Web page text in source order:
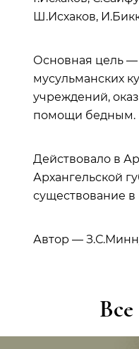
Ш.Исхаков,
Основная цель —
мусульманских
учреждений,
помощи бедным.
Действовало в
Архангельской
существование
Автор —
Все